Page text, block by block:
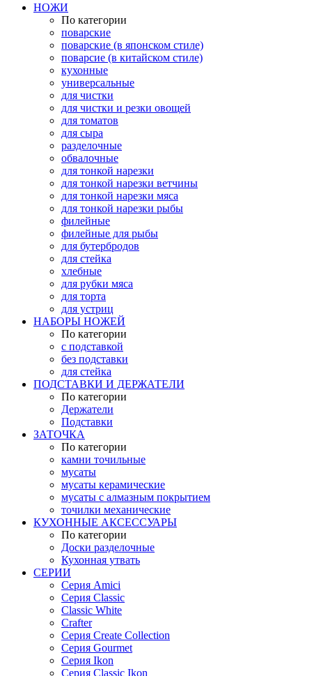
НОЖИ
По категории
поварские
поварские (в японском стиле)
поварсие (в китайском стиле)
кухонные
универсальные
для чистки
для чистки и резки овощей
для томатов
для сыра
разделочные
обвалочные
для тонкой нарезки
для тонкой нарезки ветчины
для тонкой нарезки мяса
для тонкой нарезки рыбы
филейные
филейные для рыбы
для бутербродов
для стейка
хлебные
для рубки мяса
для торта
для устриц
НАБОРЫ НОЖЕЙ
По категории
с подставкой
без подставки
для стейка
ПОДСТАВКИ И ДЕРЖАТЕЛИ
По категории
Держатели
Подставки
ЗАТОЧКА
По категории
камни точильные
мусаты
мусаты керамические
мусаты с алмазным покрытием
точилки механические
КУХОННЫЕ АКСЕССУАРЫ
По категории
Доски разделочные
Кухонная утвать
СЕРИИ
Серия Amici
Серия Classic
Classic White
Crafter
Серия Create Collection
Серия Gourmet
Серия Ikon
Серия Classic Ikon